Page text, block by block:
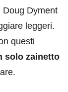
Doug Dyment
leggeri.
questi
solo zainetto